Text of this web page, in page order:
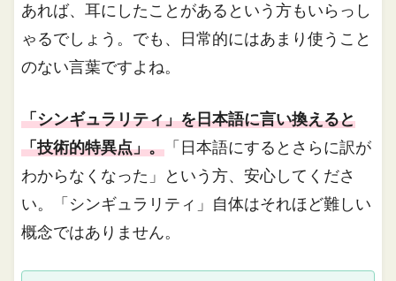
あれば、耳にしたことがあるという方もいらっし
ゃるでしょう。でも、日常的にはあまり使うこと
のない言葉ですよね。
「シンギュラリティ」を日本語に言い換えると
「技術的特異点」。 「日本語にするとさらに訳が
わからなくなった」という方、安心してくださ
い。「シンギュラリティ」自体はそれほど難しい
概念ではありません。